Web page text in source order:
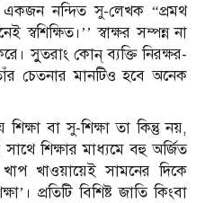
একজন নন্দিত সু-লেখক “প্রমথ
স্বশিক্ষিত।’’ স্বাক্ষর সম্পন্ন না
সুুতরাং কোন্ ব্যক্তি নিরক্ষর-
চেতনার মানটিও হবে অনেক
বা সু-শিক্ষা তা কিন্তু নয়,
শিক্ষার মাধ্যমে বহু অর্জিত
খাপ খাওয়ায়েই সামনের দিকে
প্রতিটি বিশিষ্ট জাতি কিংবা